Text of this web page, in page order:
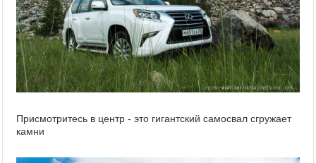
Присмотритесь в центр - это гигантский самосвал сгружает
камни